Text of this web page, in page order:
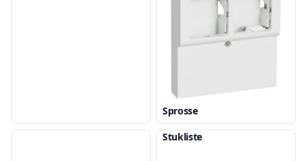
Sprosse
Stukliste